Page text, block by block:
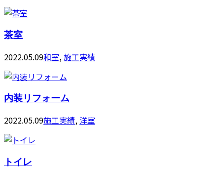
茶室
2022.05.09和室, 施工実績
内装リフォーム
2022.05.09施工実績, 洋室
トイレ